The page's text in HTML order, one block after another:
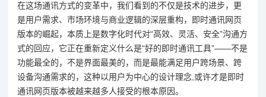
在这场通讯方式的变革中，我们看到的不仅是技术的进步，更
是用户需求、市场环境与商业逻辑的深层重构，即时通讯网页
版本的崛起，本质上是数字化时代对“高效、灵活、安全”沟通方
式的回应，它正在重新定义什么是“好的即时通讯工具”——不是
功能最全的，不是界面最美的，而是最能满足用户跨场景、跨
设备沟通需求的，这种以用户为中心的设计理念,或许才是即时
通讯网页版本被越来越多人接受的根本原因。